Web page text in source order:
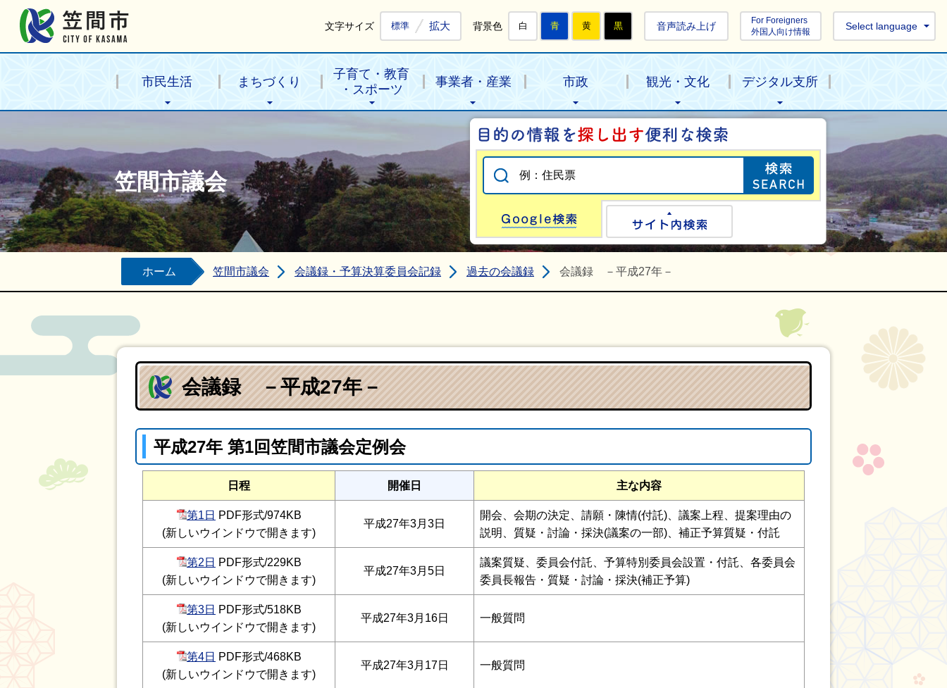
文字サイズ 標準 拡大 背景色 白 青 黄 黒 音声読み上げ
For Foreigners
外国人向け情報
Select language
市民生活 まちづくり
子育て・教育
・スポーツ
事業者・産業 市政 観光・文化 デジタル支所
笠間市議会
目的の情報を探
Google検索
ホーム 笠間市議会 会議録・予算決算委員会記録 過去の会議録 会議録 －平成27年－
会議録 －平成27年－
平成27年 第1回笠間市議会定例会
日程 開催日 主な内容
第1日 PDF形式/974KB
(新しいウインドウで開きます)
平成27年3月3日
開会、会期の決定、請願・陳情(付託)、議案上程、提案理由の
説明、質疑・討論・採決(議案の一部)、補正予算質疑・付託
第2日 PDF形式/229KB
(新しいウインドウで開きます)
平成27年3月5日
議案質疑、委員会付託、予算特別委員会設置・付託、各委員会
委員長報告・質疑・討論・採決(補正予算)
第3日 PDF形式/518KB
(新しいウインドウで開きます)
平成27年3月16日 一般質問
第4日 PDF形式/468KB
(新しいウインドウで開きます)
平成27年3月17日 一般質問